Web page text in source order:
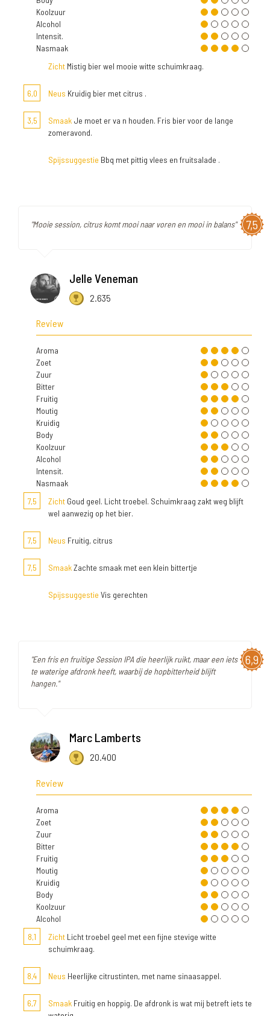
Koolzuur
Alcohol
Intensit.
Nasmaak
Zicht Mistig bier wel mooie witte schuimkraag.
6,0 Neus Kruidig bier met citrus .
3,5 Smaak Je moet er va n houden. Fris bier voor de lange
zomeravond.
Spijssuggestie Bbq met pittig vlees en fruitsalade .
7,5
"Mooie session, citrus komt mooi naar voren en mooi in balans"
Jelle Veneman
2.635
Review
Aroma
Zoet
Zuur
Bitter
Fruitig
Moutig
Kruidig
Body
Koolzuur
Alcohol
Intensit.
Nasmaak
7,5
Zicht Goud geel. Licht troebel. Schuimkraag zakt weg blijft
wel aanwezig op het bier.
7,5 Neus Fruitig, citrus
7,5 SmaakZachte smaak met een klein bittertje
Spijssuggestie Vis gerechten
6,9
"Een fris en fruitige Session IPA die heerlijk ruikt, maar een iets
te waterige afdronk heeft, waarbij de hopbitterheid blijft
hangen."
Marc Lamberts
20.400
Review
Aroma
Zoet
Zuur
Bitter
Fruitig
Moutig
Kruidig
Body
Koolzuur
Alcohol
8,1
Zicht Licht troebel geel met een fijne stevige witte
schuimkraag.
8,4 Neus Heerlijke citrustinten, met name sinaasappel.
6,7 Smaak Fruitig en hoppig. De afdronk is wat mij betreft iets te